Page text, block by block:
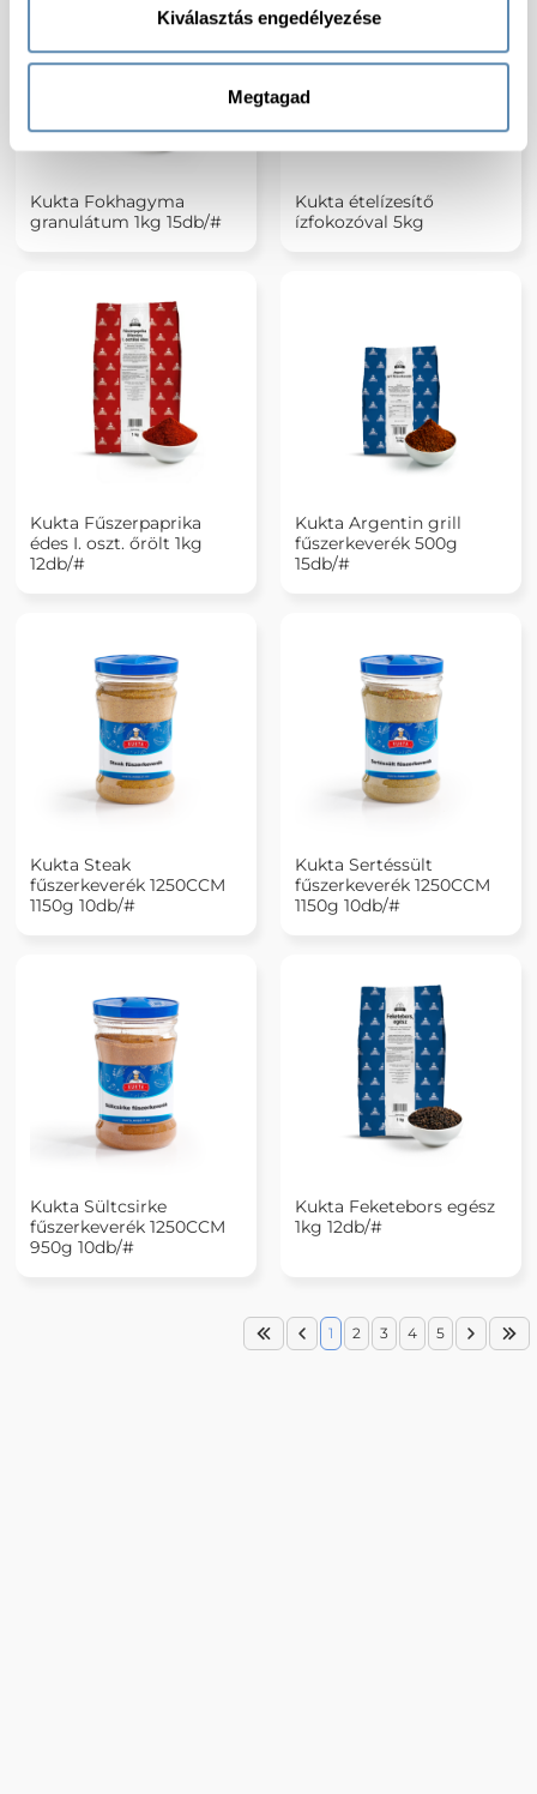
Kiválasztás engedélyezése
Megtagad
Kukta Fokhagyma
granulátum 1kg 15db/#
Kukta ételízesítő
ízfokozóval 5kg
Kukta Fűszerpaprika
édes I. oszt. őrölt 1kg
12db/#
Kukta Argentin grill
fűszerkeverék 500g
15db/#
Kukta Steak
fűszerkeverék 1250CCM
1150g 10db/#
Kukta Sertéssült
fűszerkeverék 1250CCM
1150g 10db/#
Kukta Sültcsirke
fűszerkeverék 1250CCM
950g 10db/#
Kukta Feketebors egész
1kg 12db/#
1 2 3 4 5